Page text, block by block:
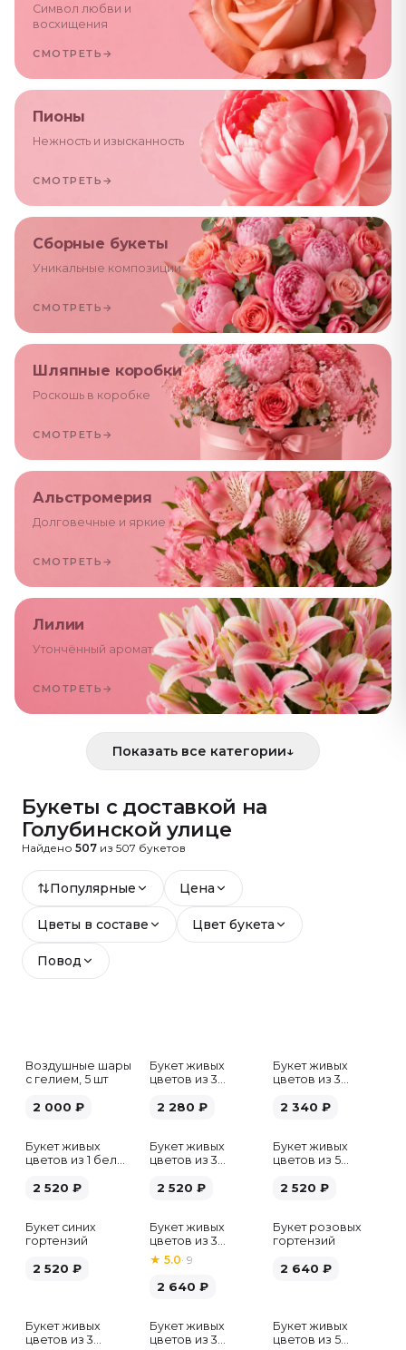
Символ любви и
восхищения
СМОТРЕТЬ →
Пионы
Нежность и изысканность
СМОТРЕТЬ →
Сборные букеты
Уникальные композиции
СМОТРЕТЬ →
Шляпные коробки
Роскошь в коробке
СМОТРЕТЬ →
Альстромерия
Долговечные и яркие
СМОТРЕТЬ →
Лилии
Утончённый аромат
СМОТРЕТЬ →
Показать все категории↓
Букеты с доставкой на
Голубинской улице
Найдено 507 из 507 букетов
Популярные Цена
Цветы в составе Цвет букета
Повод
Воздушные шары
с гелием, 5 шт
2 000 ₽
Букет живых
цветов из 3
2 280 ₽
Букет живых
цветов из 3
2 340 ₽
Букет живых
цветов из 1 белой
2 520 ₽
Букет живых
цветов из 3
2 520 ₽
Букет живых
цветов из 5
микс
2 520 ₽
Букет синих
гортензий
2 520 ₽
Букет живых
цветов из 3
розовых пионов
★ 5.0· 9
2 640 ₽
Букет розовых
гортензий
2 640 ₽
Букет живых
цветов из 3
Букет живых
цветов из 3
Хит
Букет живых
цветов из 5